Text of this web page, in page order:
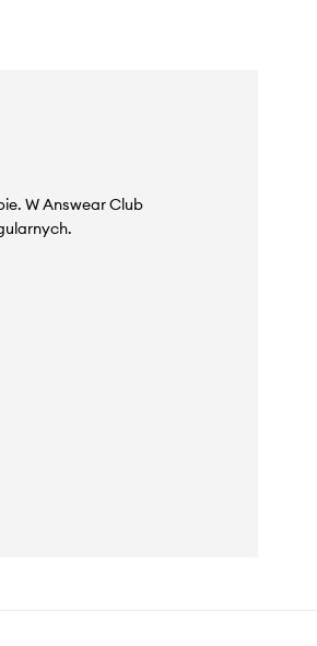
W Answear Club